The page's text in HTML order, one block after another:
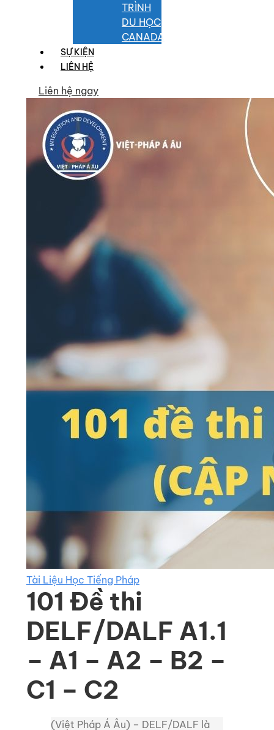
TRÌNH
DU HỌC
CANADA
SỰ KIỆN
LIÊN HỆ
Liên hệ ngay
Tài Liệu Học Tiếng Pháp
101 Đề thi
DELF/DALF A1.1
– A1 – A2 – B2 –
C1 – C2
(Việt Pháp Á Âu) – DELF/DALF là